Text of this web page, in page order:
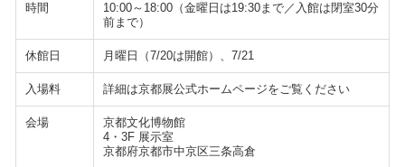
時間
10:00～18:00（金曜日は19:30まで／入館は閉室30分
前まで）
休館日 月曜日（7/20は開館）、7/21
入場料 詳細は京都展公式ホームページをご覧ください
会場
京都文化博物館
4・3F 展示室
京都府京都市中京区三条高倉